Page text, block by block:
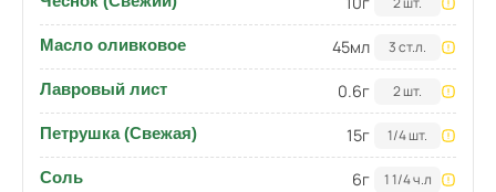
Масло оливковое 45мл 3 ст.л.
Лавровый лист 0.6г 2 шт.
Петрушка (Свежая) 15г 1/4 шт.
Соль 6г 1 1/4 ч.л